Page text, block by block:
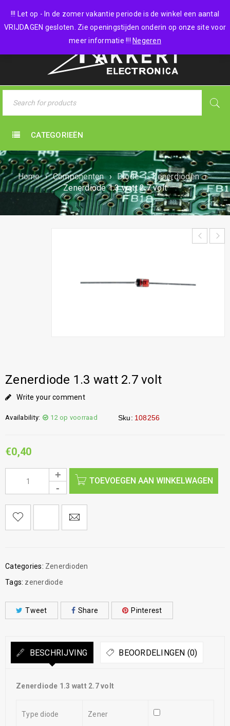
!!! Let op - In de zomer vakantie periode is de winkel een aantal
VRIJDAGEN gesloten. Zie openingstijden onderin op onze site voor
meer informatie !!! Negeren
0 items - €0,00
CATEGORIEËN
Home › Componenten › Diode › Zenerdioden ›
Zenerdiode 1.3 watt 2.7 volt
Zenerdiode 1.3 watt 2.7 volt
Write your comment
Availability: 12 op voorraad Sku: 108256
€0,40
TOEVOEGEN AAN WINKELWAGEN
Categories: Zenerdioden
Tags: zenerdiode
Tweet Share Pinterest
BESCHRIJVING BEOORDELINGEN (0)
Zenerdiode 1.3 watt 2.7 volt
Type diode Zener